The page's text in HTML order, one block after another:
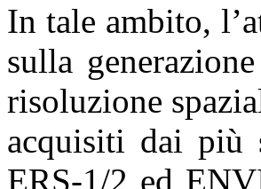
In tale ambito,
sulla
risoluzione
acquisiti dai più
ERS-1/2 ed